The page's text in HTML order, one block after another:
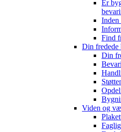
Er
Inden
Find
Din fredede
Din
Viden og